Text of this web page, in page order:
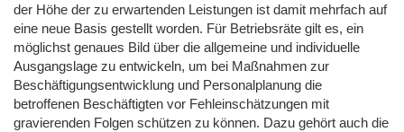
der Höhe der zu erwartenden Leistungen ist damit mehrfach auf
eine neue Basis gestellt worden. Für Betriebsräte gilt es, ein
möglichst genaues Bild über die allgemeine und individuelle
Ausgangslage zu entwickeln, um bei Maßnahmen zur
Beschäftigungsentwicklung und Personalplanung die
betroffenen Beschäftigten vor Fehleinschätzungen mit
gravierenden Folgen schützen zu können. Dazu gehört auch die